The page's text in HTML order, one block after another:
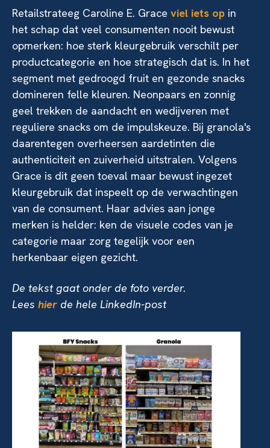
Retailstrateeg Caroline E. Grace viel iets op in
het schap dat veel consumenten nooit bewust
opmerken: hoe sterk kleurgebruik verschilt per
productcategorie en hoe strategisch dat is. In het
segment met gedroogd fruit en gezonde snacks
domineren felle kleuren. Neonpaars en zonnig
geel trekken de aandacht en wedijveren met
reguliere snacks om de impulskeuze. Bij granola's
daarentegen overheersen aardetinten die
authenticiteit en zuiverheid uitstralen. Volgens
Grace is dit geen toeval maar bewust ingezet
kleurgebruik dat inspeelt op de verwachtingen
van de consument. Haar advies aan jonge
merken is helder: ken de visuele codes van je
categorie maar zorg tegelijk voor een
herkenbaar eigen gezicht.
De tekst gaat onder de foto verder.
Lees hier de hele LinkedIn-post